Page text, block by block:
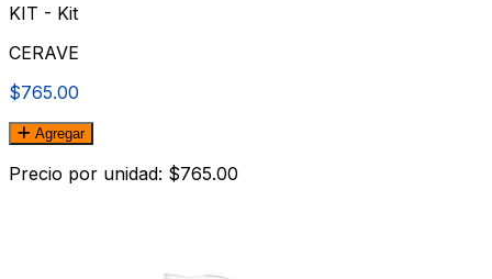
KIT - Kit
CERAVE
$765.00
Agregar
Precio por unidad: $765.00